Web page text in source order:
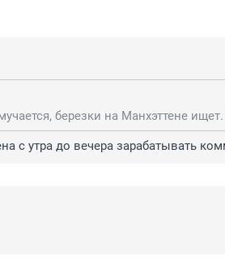
с утра до вечера зарабатывать